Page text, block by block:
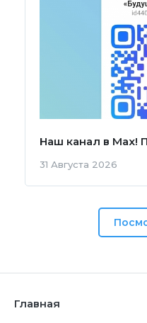
Наш канал в Мах!
31 Августа 2026
Главная